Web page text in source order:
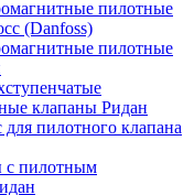
пилотные
(Danfoss)
пилотные
клапаны Ридан
пилотного клапана
пилотным